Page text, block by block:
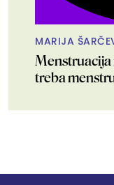
MARIJA
Menstruacija
treba